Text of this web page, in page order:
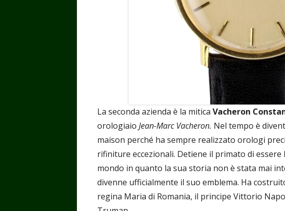
La seconda azienda è la mitica Vacheron
orologiaio Jean-Marc Vacheron. Nel tempo è
maison perché ha sempre realizzato orologi
rifiniture eccezionali. Detiene il primato di
mondo in quanto la sua storia non è stata mai
divenne ufficialmente il suo emblema. Ha
regina Maria di Romania, il principe Vittorio